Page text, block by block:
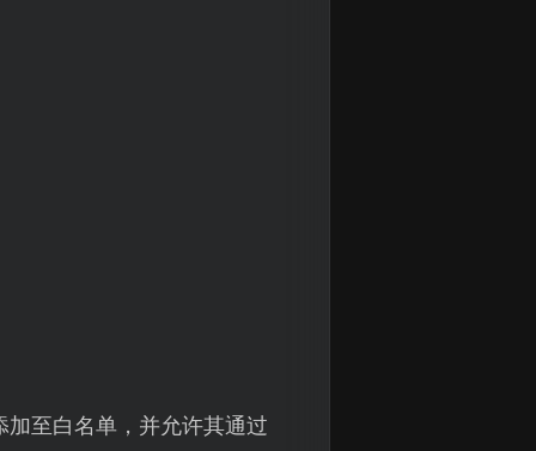
至白名单，并允许其通过